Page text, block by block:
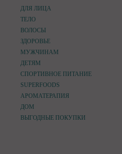
ДЛЯ ЛИЦА
ТЕЛО
ВОЛОСЫ
ЗДОРОВЬЕ
МУЖЧИНАМ
ДЕТЯМ
СПОРТИВНОЕ ПИТАНИЕ
SUPERFOODS
АРОМАТЕРАПИЯ
ДОМ
ВЫГОДНЫЕ ПОКУПКИ